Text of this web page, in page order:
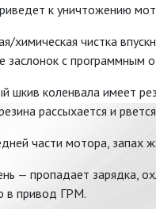
к уничтожению
чистка
заслонок с программным
шкив коленвала имеет
рассыхается и
части мотора, запах
— пропадает зарядка,
в привод ГРМ.